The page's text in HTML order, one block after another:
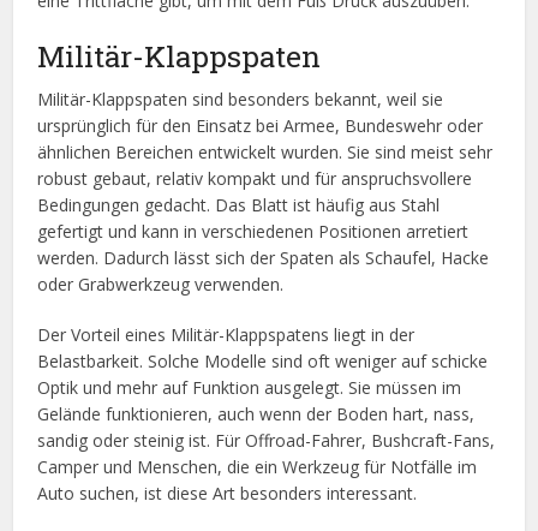
Militär-Klappspaten
Militär-Klappspaten sind besonders bekannt, weil sie
ursprünglich für den Einsatz bei Armee, Bundeswehr oder
ähnlichen Bereichen entwickelt wurden. Sie sind meist sehr
robust gebaut, relativ kompakt und für anspruchsvollere
Bedingungen gedacht. Das Blatt ist häufig aus Stahl
gefertigt und kann in verschiedenen Positionen arretiert
werden. Dadurch lässt sich der Spaten als Schaufel, Hacke
oder Grabwerkzeug verwenden.
Der Vorteil eines Militär-Klappspatens liegt in der
Belastbarkeit. Solche Modelle sind oft weniger auf schicke
Optik und mehr auf Funktion ausgelegt. Sie müssen im
Gelände funktionieren, auch wenn der Boden hart, nass,
sandig oder steinig ist. Für Offroad-Fahrer, Bushcraft-Fans,
Camper und Menschen, die ein Werkzeug für Notfälle im
Auto suchen, ist diese Art besonders interessant.